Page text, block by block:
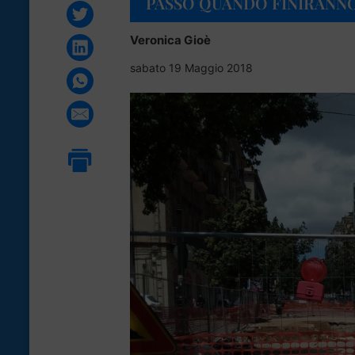
Veronica Gioè
sabato 19 Maggio 2018